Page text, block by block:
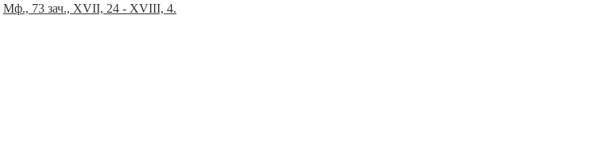
Мф., 73 зач., XVII, 24 - XVIII, 4.